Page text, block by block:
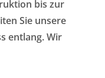
bis zur
Sie unsere
entlang. Wir